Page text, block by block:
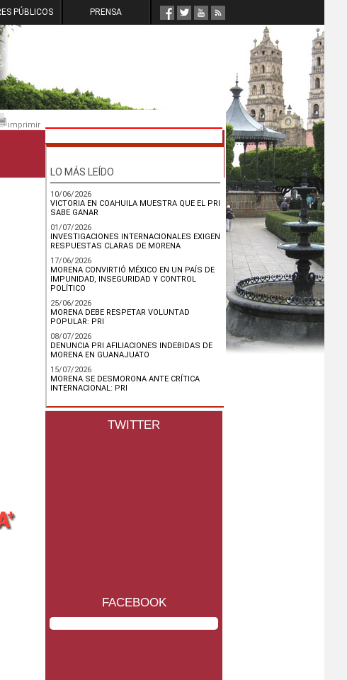
PÚBLICOS PRENSA
imprimir
LO MÁS LEÍDO
10/06/2026
VICTORIA EN COAHUILA MUESTRA QUE EL PRI
SABE GANAR
01/07/2026
INVESTIGACIONES INTERNACIONALES EXIGEN
RESPUESTAS CLARAS DE MORENA
17/06/2026
MORENA CONVIRTIÓ MÉXICO EN UN PAÍS DE
IMPUNIDAD, INSEGURIDAD Y CONTROL
POLÍTICO
25/06/2026
MORENA DEBE RESPETAR VOLUNTAD
POPULAR: PRI
08/07/2026
DENUNCIA PRI AFILIACIONES INDEBIDAS DE
MORENA EN GUANAJUATO
15/07/2026
MORENA SE DESMORONA ANTE CRÍTICA
INTERNACIONAL: PRI
TWITTER
FACEBOOK